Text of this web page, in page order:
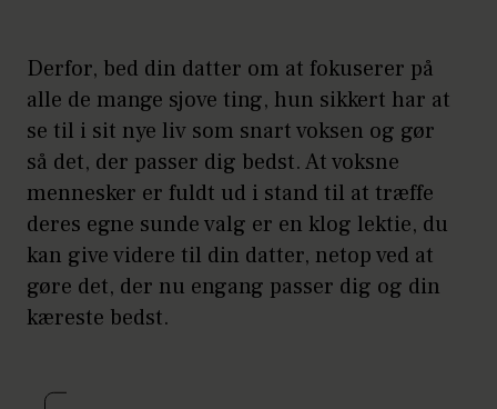
Derfor, bed din datter om at fokuserer på
alle de mange sjove ting, hun sikkert har at
se til i sit nye liv som snart voksen og gør
så det, der passer dig bedst. At voksne
mennesker er fuldt ud i stand til at træffe
deres egne sunde valg er en klog lektie, du
kan give videre til din datter, netop ved at
gøre det, der nu engang passer dig og din
kæreste bedst.